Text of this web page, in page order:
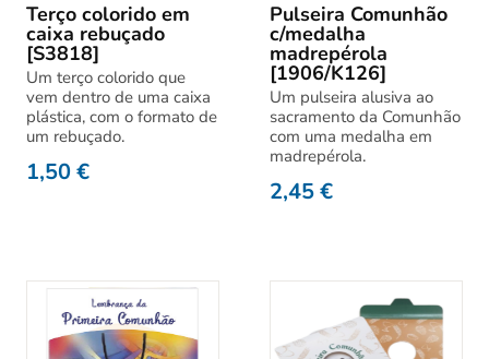
Terço colorido em
caixa rebuçado
[S3818]
Um terço colorido que
vem dentro de uma caixa
plástica, com o formato de
um rebuçado.
1,50€
Pulseira Comunhão
c/medalha
madrepérola
[1906/K126]
Um pulseira alusiva ao
sacramento da Comunhão
com uma medalha em
madrepérola.
2,45€